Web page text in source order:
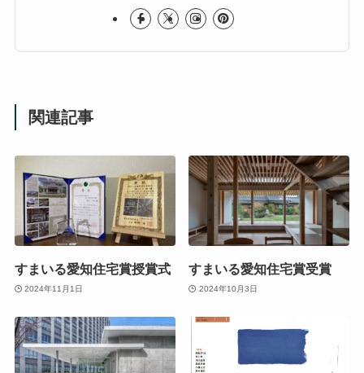
関連記事
すまいる愛知住宅賞授賞式
2024年11月1日
すまいる愛知住宅賞受賞
2024年10月3日